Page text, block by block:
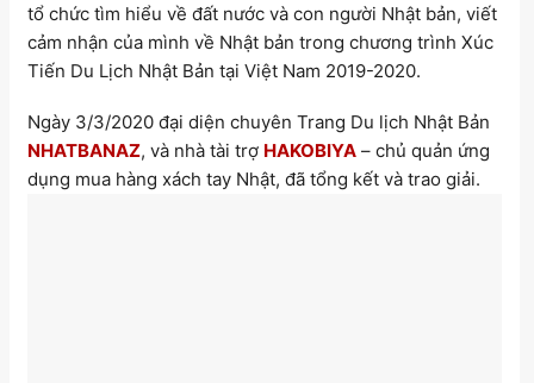
tổ chức tìm hiểu về đất nước và con người Nhật bản, viết
cảm nhận của mình về Nhật bản trong chương trình Xúc
Tiến Du Lịch Nhật Bản tại Việt Nam 2019-2020.
Ngày 3/3/2020 đại diện chuyên Trang Du lịch Nhật Bản
NHATBANAZ, và nhà tài trợ HAKOBIYA – chủ quản ứng
dụng mua hàng xách tay Nhật, đã tổng kết và trao giải.